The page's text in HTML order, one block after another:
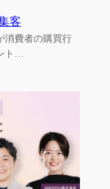
客
消費者の購買行
ト…